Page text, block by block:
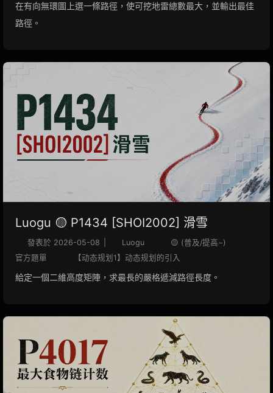
在有向無環圖上選一條路徑，使可挖地雷總數最大，並輸出最佳
路徑。
Luogu 🟡 P1434 [SHOI2002] 滑雪
發表於 2026-05-08 Luogu
🟡 (普及/提高−)
官方題單
【动态规划1】动态规划的引入
給定一個二維高度矩陣，求最長的嚴格遞減路徑長度。